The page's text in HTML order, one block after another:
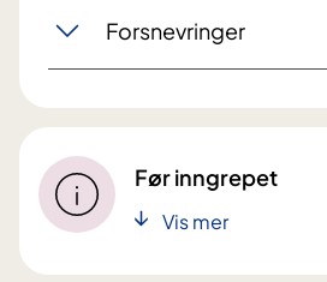
Forsnevringer
Før inngrepet
Vis mer